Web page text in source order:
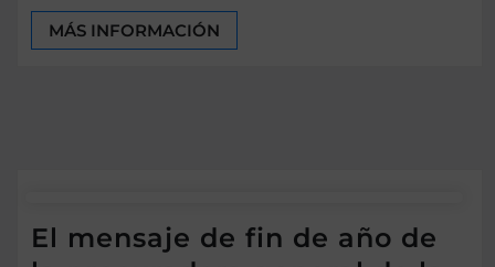
MÁS INFORMACIÓN
El mensaje de fin de año de